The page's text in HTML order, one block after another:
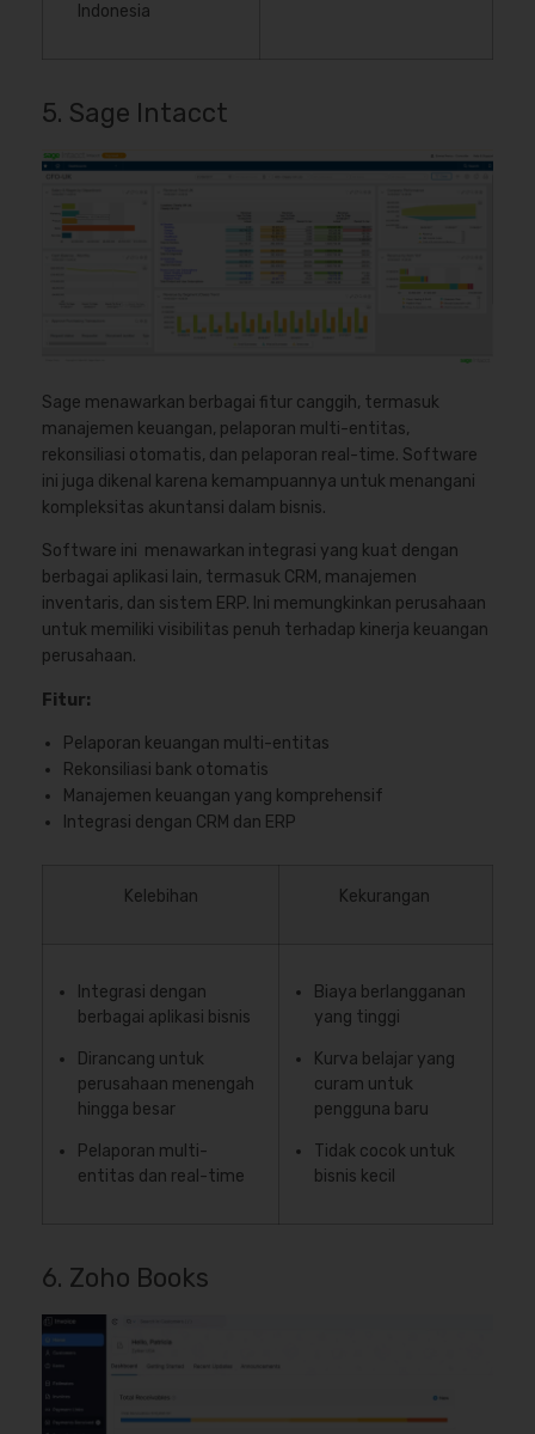
Indonesia
5. Sage Intacct
Sage menawarkan berbagai fitur canggih, termasuk
manajemen keuangan, pelaporan multi-entitas,
rekonsiliasi otomatis, dan pelaporan real-time. Software
ini juga dikenal karena kemampuannya untuk menangani
kompleksitas akuntansi dalam bisnis.
Software ini menawarkan integrasi yang kuat dengan
berbagai aplikasi lain, termasuk CRM, manajemen
inventaris, dan sistem ERP. Ini memungkinkan perusahaan
untuk memiliki visibilitas penuh terhadap kinerja keuangan
perusahaan.
Fitur:
Pelaporan keuangan multi-entitas
Rekonsiliasi bank otomatis
Manajemen keuangan yang komprehensif
Integrasi dengan CRM dan ERP
Kelebihan Kekurangan
Integrasi dengan
berbagai aplikasi bisnis
Dirancang untuk
perusahaan menengah
hingga besar
Pelaporan multi-
entitas dan real-time
Biaya berlangganan
yang tinggi
Kurva belajar yang
curam untuk
pengguna baru
Tidak cocok untuk
bisnis kecil
6. Zoho Books